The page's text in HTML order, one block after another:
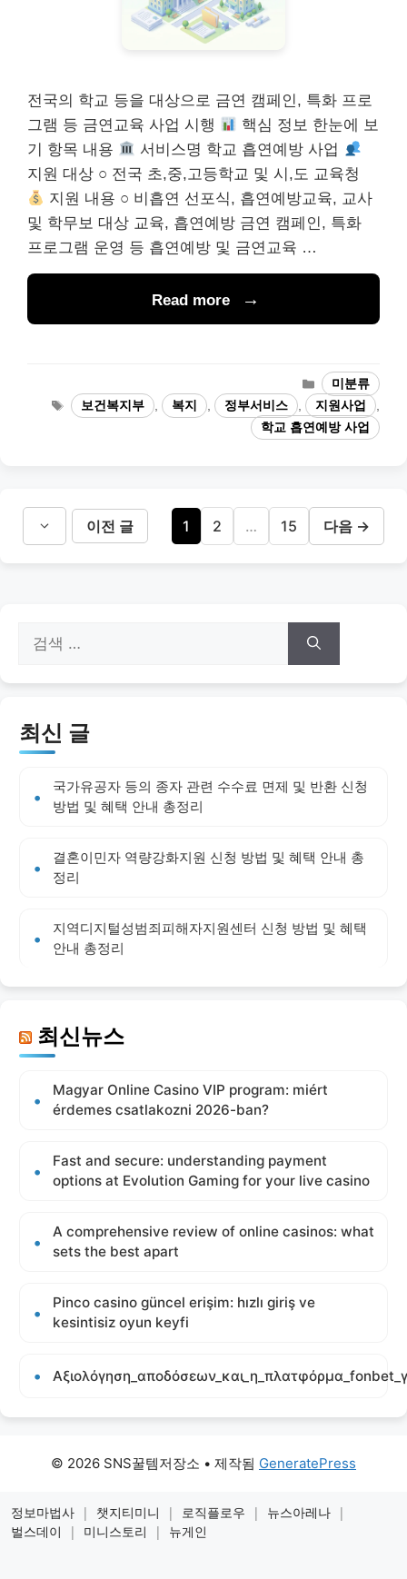
전국의 학교 등을 대상으로 금연 캠페인, 특화 프로
그램 등 금연교육 사업 시행
핵심 정보 한눈에 보
기 항목 내용
서비스명 학교 흡연예방 사업
지원 대상 ○ 전국 초,중,고등학교 및 시,도 교육청
지원 내용 ○ 비흡연 선포식, 흡연예방교육, 교사
및 학무보 대상 교육, 흡연예방 금연 캠페인, 특화
프로그램 운영 등 흡연예방 및 금연교육 …
Read more
카
테
고
리
미분류
태
그
보건복지부 , 복지 , 정부서비스 , 지원사업
,
학교 흡연예방 사업
이전 글
페
이
1
페
이
2 …
페
이
15 다음 →
색:
최신 글
국가유공자 등의 종자 관련 수수료 면제 및 반환 신청
방법 및 혜택 안내 총정리
결혼이민자 역량강화지원 신청 방법 및 혜택 안내 총
정리
지역디지털성범죄피해자지원센터 신청 방법 및 혜택
안내 총정리
최신뉴스
Magyar Online Casino VIP program: miért
érdemes csatlakozni 2026-ban?
Fast and secure: understanding payment
options at Evolution Gaming for your live casino
A comprehensive review of online casinos: what
sets the best apart
Pinco casino güncel erişim: hızlı giriş ve
kesintisiz oyun keyfi
© 2026 SNS꿀템저장소 • 제작됨 GeneratePress
정보마법사 | 챗지티미니 | 로직플로우 | 뉴스아레나 |
벌스데이
| 미니스토리 | 뉴게인